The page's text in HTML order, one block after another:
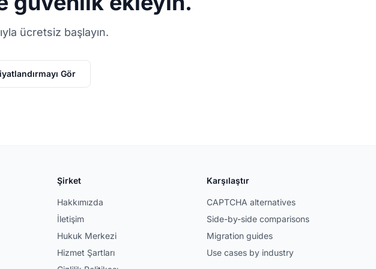
ücretsiz başlayın.
Gör
Şirket
Hakkımızda
İletişim
Hukuk Merkezi
Hizmet Şartları
Karşılaştır
CAPTCHA alternatives
Side-by-side comparisons
Migration guides
Use cases by industry